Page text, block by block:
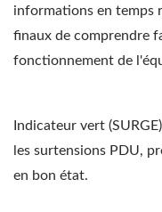
informations en temps
finaux de comprendre
fonctionnement de
Indicateur vert
les surtensions PDU,
en bon état.